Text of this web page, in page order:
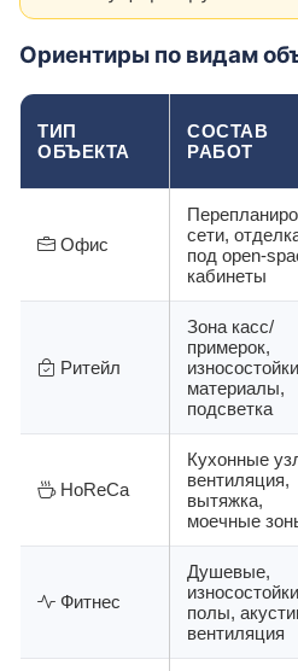
Ориентиры по видам
ТИП
ОБЪЕКТА
СОСТАВ
РАБОТ
Офис
сети,
под open-
кабинеты
Ритейл
Зона касс/
примерок,
материалы,
подсветка
HoReCa
Кухонные
вентиляция,
вытяжка,
моечные
Фитнес
Душевые,
полы,
вентиляция